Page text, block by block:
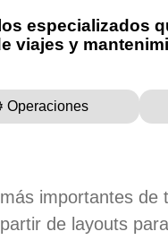
especializados
viajes y
Operaciones
importantes de
de layouts